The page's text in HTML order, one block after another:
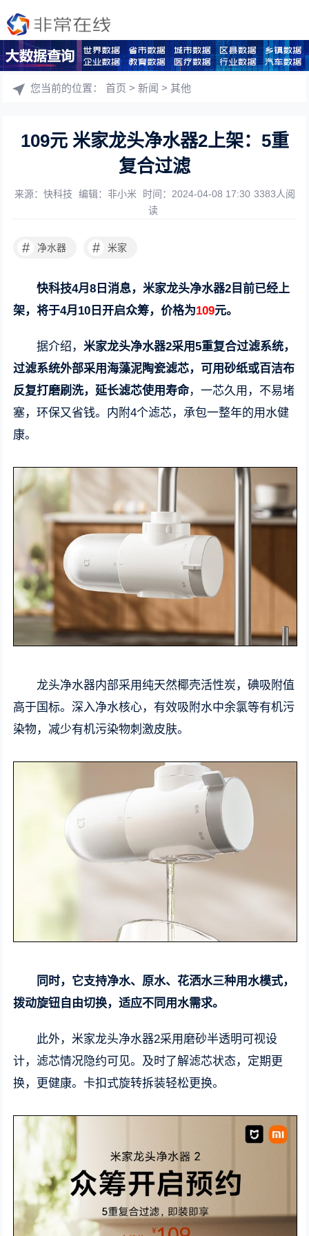
您当前的位置：首页 >新闻 >其他
109元 米家龙头净水器2上架：5重
复合过滤
来源：快科技 编辑：非小米 时间：2024-04-08 17:30 3383人阅
读
# 净水器 # 米家
快科技4月8日消息，米家龙头净水器2目前已经上
架，将于4月10日开启众筹，价格为109元。
据介绍，米家龙头净水器2采用5重复合过滤系统，
过滤系统外部采用海藻泥陶瓷滤芯，可用砂纸或百洁布
反复打磨刷洗，延长滤芯使用寿命，一芯久用，不易堵
塞，环保又省钱。内附4个滤芯，承包一整年的用水健
康。
龙头净水器内部采用纯天然椰壳活性炭，碘吸附值
高于国标。深入净水核心，有效吸附水中余氯等有机污
染物，减少有机污染物刺激皮肤。
同时，它支持净水、原水、花洒水三种用水模式，
拨动旋钮自由切换，适应不同用水需求。
此外，米家龙头净水器2采用磨砂半透明可视设
计，滤芯情况隐约可见。及时了解滤芯状态，定期更
换，更健康。卡扣式旋转拆装轻松更换。